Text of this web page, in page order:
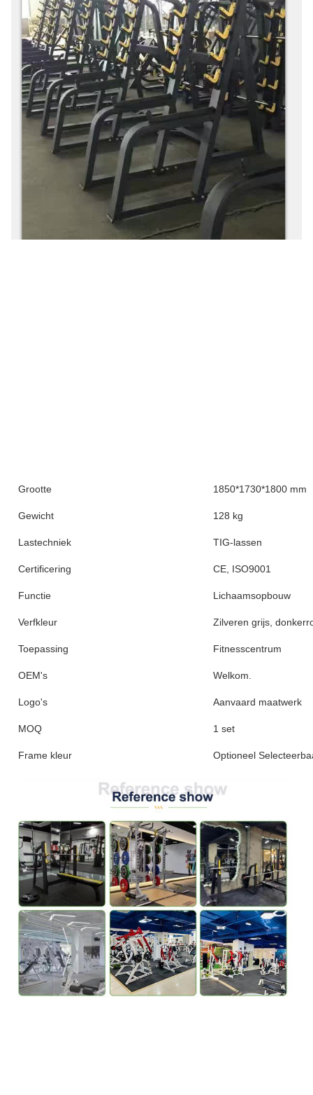
Grootte 1850*1730*1800 mm
Gewicht 128 kg
Lastechniek TIG-lassen
Certificering CE, ISO9001
Functie Lichaamsopbouw
Verfkleur Zilveren grijs,
Toepassing Fitnesscentrum
OEM's Welkom.
Logo's Aanvaard maatwerk
MOQ 1 set
Frame kleur Optioneel